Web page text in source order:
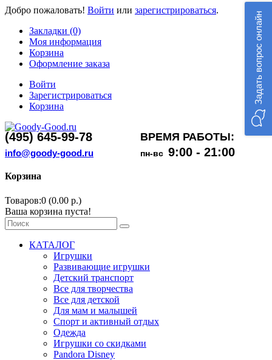
Добро пожаловать! Войти или зарегистрироваться.
Закладки (0)
Моя информация
Корзина
Оформление заказа
Войти
Зарегистрироваться
Корзина
(495) 645-99-78 ВРЕМЯ РАБОТЫ:
info@goody-good.ru пн-вс 9:00 - 21:00
Корзина
Товаров:0 (0.00 р.)
Ваша корзина пуста!
КАТАЛОГ
Игрушки
Развивающие игрушки
Детский транспорт
Все для творчества
Все для детской
Для мам и малышей
Спорт и активный отдых
Одежда
Игрушки со скидками
Pandora Disney
Задать вопрос онлайн